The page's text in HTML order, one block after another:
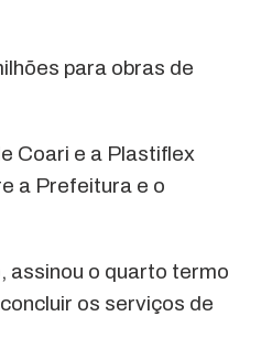
para obras de
Coari e a Plastiflex
a Prefeitura e o
assinou o quarto termo
os serviços de